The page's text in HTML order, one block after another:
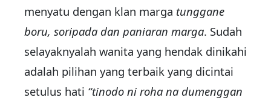
menyatu dengan klan marga tunggane
boru, soripada dan paniaran marga. Sudah
selayaknyalah wanita yang hendak dinikahi
adalah pilihan yang terbaik yang dicintai
setulus hati “tinodo ni roha na dumenggan